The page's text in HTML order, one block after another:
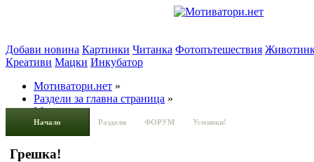
Начало Раздели ФОРУМ Усмивки!
Добави новина Картинки Читанка Фотопътешествия
Креативи Мацки Инкубатор
Мотиватори.нет »
Раздели за главна страница »
Мацки
Грешка!